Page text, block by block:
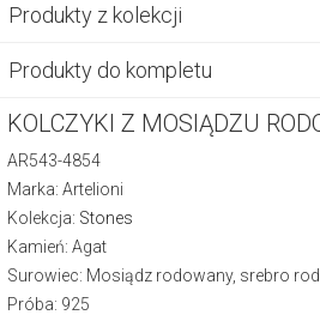
Produkty z kolekcji
Produkty do kompletu
KOLCZYKI Z MOSIĄDZU
AR543-4854
Marka: Artelioni
Kolekcja: Stones
Kamień: Agat
Surowiec: Mosiądz rodowany, srebro
Próba: 925